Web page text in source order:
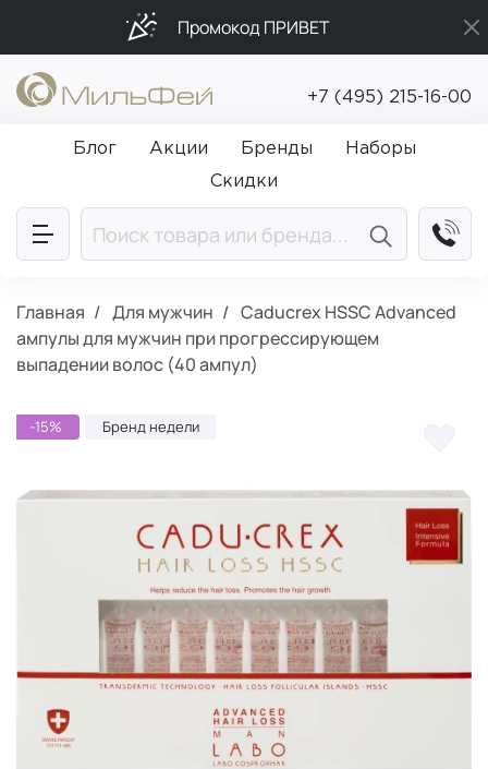
Промокод ПРИВЕТ
Бесплатная доставка от 5 000₽
Подарки в каждый заказ от 5 000₽
+7 (495) 215-16-00
Блог Акции Бренды
Наборы
Скидки
Главная Для мужчин
Caducrex HSSC Advanced
ампулы для мужчин при прогрессирующем
выпадении волос (40 ампул)
-15% Бренд недели